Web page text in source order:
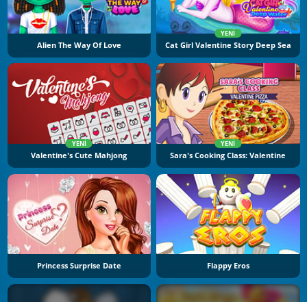
Alien The Way Of Love
YENI
Cat Girl Valentine Story Deep Sea
YENI
Valentine's Cute Mahjong
YENI
Sara's Cooking Class: Valentine
Princess Surprise Date Flappy Eros